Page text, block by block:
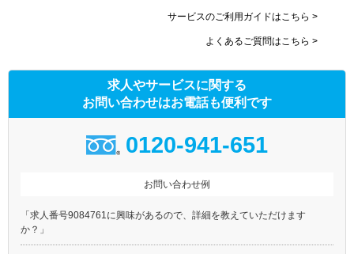
サービスのご利用ガイドはこちら >
よくあるご質問はこちら >
求人やサービスに関する
お問い合わせはお電話も便利です
0120-941-651
お問い合わせ例
「求人番号9084761に興味があるので、詳細を教えていただけます
か？」